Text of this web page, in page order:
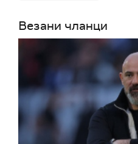
Везани чланци